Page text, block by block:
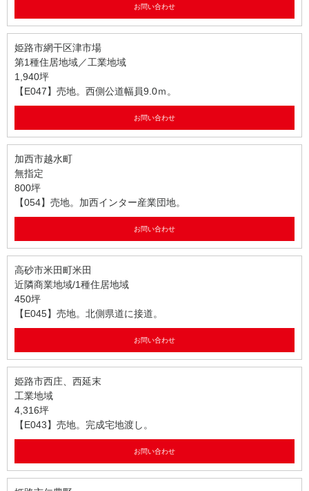
お問い合わせ
姫路市網干区津市場
第1種住居地域／工業地域
1,940坪
【E047】売地。西側公道幅員9.0ｍ。
お問い合わせ
加西市越水町
無指定
800坪
【054】売地。加西インター産業団地。
お問い合わせ
高砂市米田町米田
近隣商業地域/1種住居地域
450坪
【E045】売地。北側県道に接道。
お問い合わせ
姫路市西庄、西延末
工業地域
4,316坪
【E043】売地。完成宅地渡し。
お問い合わせ